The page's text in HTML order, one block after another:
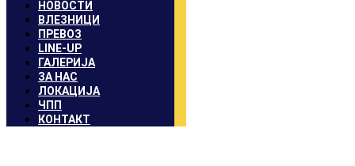
НОВОСТИ
ВЛЕЗНИЦИ
ПРЕВОЗ
LINE-UP
ГАЛЕРИЈА
ЗА НАС
ЛОКАЦИЈА
ЧПП
КОНТАКТ